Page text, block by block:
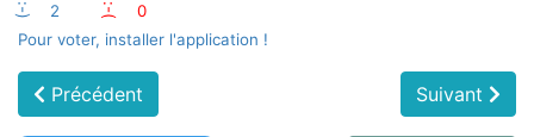
:-) 2 :-(
0
Pour voter, installer l'application !
Précédent Suivant